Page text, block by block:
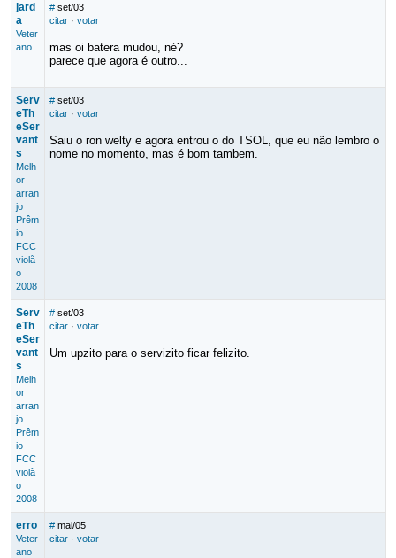
jard
a
Veter
ano
# set/03
citar· votar
mas oi batera mudou, né?
parece que agora é outro...
Serv
eTh
eSer
vant
s
Melh
or
arran
jo
Prêm
io
FCC
violã
o
2008
# set/03
citar· votar
Saiu o ron welty e agora entrou o do TSOL, que eu não lembro o
nome no momento, mas é bom tambem.
Serv
eTh
eSer
vant
s
Melh
or
arran
jo
Prêm
io
FCC
violã
o
2008
# set/03
citar· votar
Um upzito para o servizito ficar felizito.
erro
Veter
ano
# mai/05
citar· votar